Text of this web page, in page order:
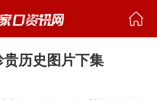
历史图片下集